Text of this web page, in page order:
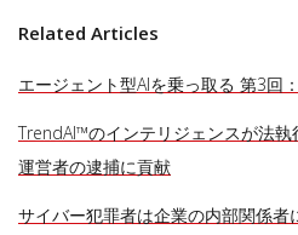
Related Articles
エージェント型AIを乗っ取る 第3回
TrendAI™のインテリジェンスが法執
運営者の逮捕に貢献
サイバー犯罪者は企業の内部関係者